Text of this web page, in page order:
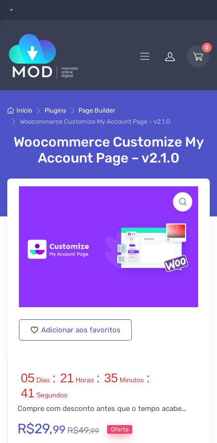
0
Início Plugins
Page Builder
Woocommerce Customize My Account Page – v2.1.0
Woocommerce Customize My
Account Page – v2.1.0
Adicionar aos favoritos
05 Dias : 21 Horas : 35 Minutos :
41 Segundos
Compre com desconto antes que o tempo acabe…
R$29,99R$49,99 Oferta